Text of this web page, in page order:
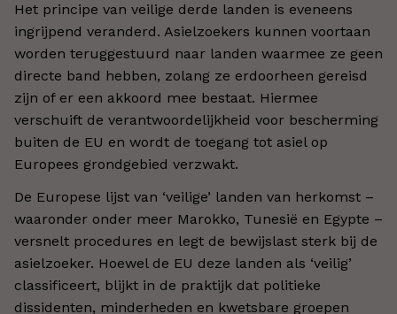
Het principe van veilige derde landen is eveneens
ingrijpend veranderd. Asielzoekers kunnen voortaan
worden teruggestuurd naar landen waarmee ze geen
directe band hebben, zolang ze erdoorheen gereisd
zijn of er een akkoord mee bestaat. Hiermee
verschuift de verantwoordelijkheid voor bescherming
buiten de EU en wordt de toegang tot asiel op
Europees grondgebied verzwakt.
De Europese lijst van ‘veilige’ landen van herkomst –
waaronder onder meer Marokko, Tunesië en Egypte –
versnelt procedures en legt de bewijslast sterk bij de
asielzoeker. Hoewel de EU deze landen als ‘veilig’
classificeert, blijkt in de praktijk dat politieke
dissidenten, minderheden en kwetsbare groepen